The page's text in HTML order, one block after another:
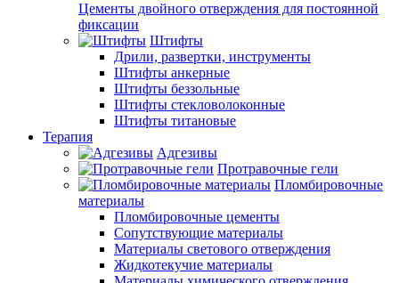
Цементы двойного отверждения для постоянной
фиксации
Штифты
Дрили, развертки, инструменты
Штифты анкерные
Штифты беззольные
Штифты стекловолоконные
Штифты титановые
Терапия
Адгезивы
Протравочные гели
Пломбировочные
материалы
Пломбировочные цементы
Сопутствующие материалы
Материалы светового отверждения
Жидкотекучие материалы